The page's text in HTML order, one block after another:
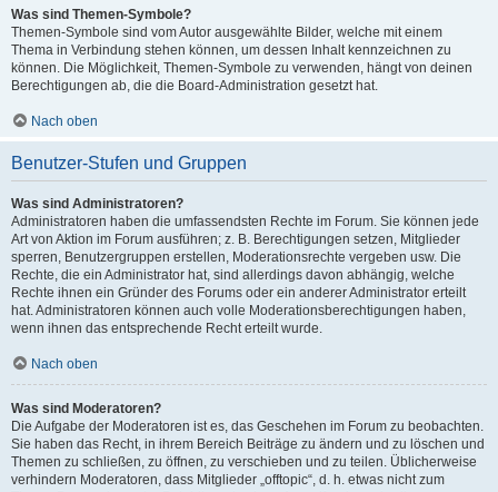
Was sind Themen-Symbole?
Themen-Symbole sind vom Autor ausgewählte Bilder, welche mit einem
Thema in Verbindung stehen können, um dessen Inhalt kennzeichnen zu
können. Die Möglichkeit, Themen-Symbole zu verwenden, hängt von deinen
Berechtigungen ab, die die Board-Administration gesetzt hat.
Nach oben
Benutzer-Stufen und Gruppen
Was sind Administratoren?
Administratoren haben die umfassendsten Rechte im Forum. Sie können jede
Art von Aktion im Forum ausführen; z. B. Berechtigungen setzen, Mitglieder
sperren, Benutzergruppen erstellen, Moderationsrechte vergeben usw. Die
Rechte, die ein Administrator hat, sind allerdings davon abhängig, welche
Rechte ihnen ein Gründer des Forums oder ein anderer Administrator erteilt
hat. Administratoren können auch volle Moderationsberechtigungen haben,
wenn ihnen das entsprechende Recht erteilt wurde.
Nach oben
Was sind Moderatoren?
Die Aufgabe der Moderatoren ist es, das Geschehen im Forum zu beobachten.
Sie haben das Recht, in ihrem Bereich Beiträge zu ändern und zu löschen und
Themen zu schließen, zu öffnen, zu verschieben und zu teilen. Üblicherweise
verhindern Moderatoren, dass Mitglieder „offtopic“, d. h. etwas nicht zum